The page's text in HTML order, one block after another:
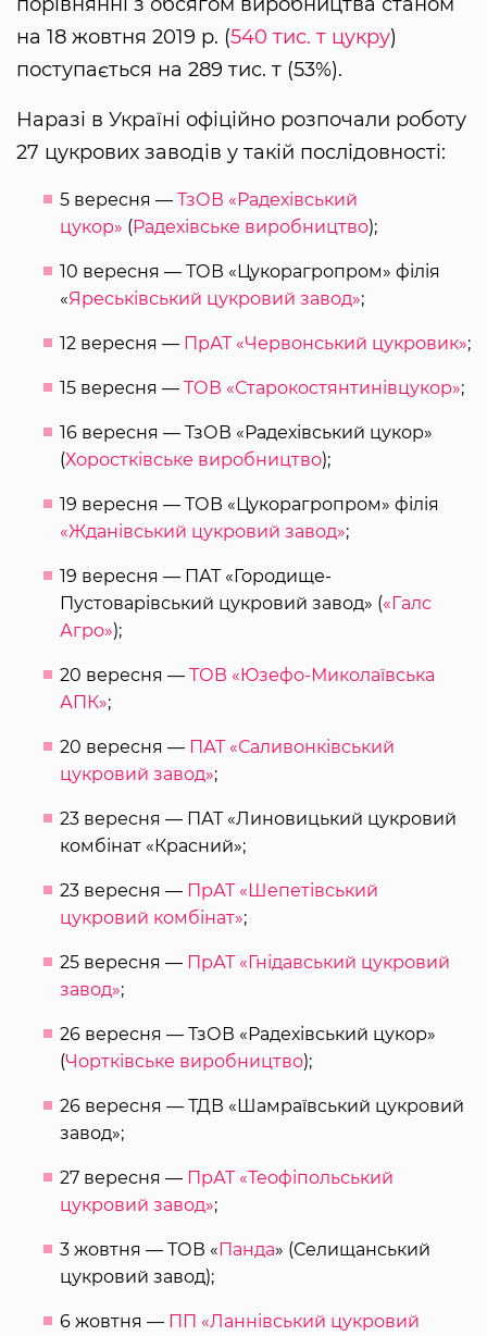
на 18 жовтня 2019 р. (540 тис. т цукру)
поступається на 289 тис. т (53%).
Наразі в Україні офіційно розпочали роботу
27 цукрових заводів у такій послідовності:
5 вересня — ТзОВ «Радехівський
цукор» (Радехівське виробництво);
10 вересня — ТОВ «Цукорагропром» філія
«Яреськівський цукровий завод»;
12 вересня — ПрАТ «Червонський цукровик»;
15 вересня — ТОВ «Старокостянтинівцукор»;
16 вересня — ТзОВ «Радехівський цукор»
(Хоростківське виробництво);
19 вересня — ТОВ «Цукорагропром» філія
«Жданівський цукровий завод»;
19 вересня — ПАТ «Городище-
Пустоварівський цукровий завод» («Галс
Агро»);
20 вересня — ТОВ «Юзефо-Миколаївська
АПК»;
20 вересня — ПАТ «Саливонківський
цукровий завод»;
23 вересня — ПАТ «Линовицький цукровий
комбінат «Красний»;
23 вересня — ПрАТ «Шепетівський
цукровий комбінат»;
25 вересня — ПрАТ «Гнідавський цукровий
завод»;
26 вересня — ТзОВ «Радехівський цукор»
(Чортківське виробництво);
26 вересня — ТДВ «Шамраївський цукровий
завод»;
27 вересня — ПрАТ «Теофіпольський
цукровий завод»;
3 жовтня — ТОВ «Панда» (Селищанський
цукровий завод);
6 жовтня — ПП «Ланнівський цукровий